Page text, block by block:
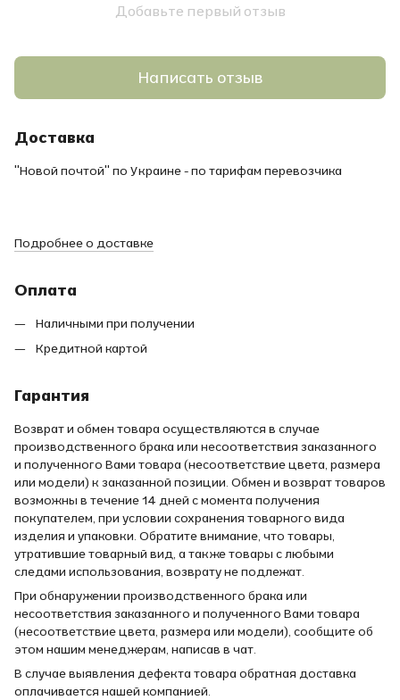
Добавьте первый отзыв
Написать отзыв
Доставка
"Новой почтой" по Украине - по тарифам перевозчика
Подробнее о доставке
Оплата
Наличными при получении
Кредитной картой
Гарантия
Возврат и обмен товара осуществляются в случае
производственного брака или несоответствия заказанного
и полученного Вами товара (несоответствие цвета, размера
или модели) к заказанной позиции. Обмен и возврат товаров
возможны в течение 14 дней с момента получения
покупателем, при условии сохранения товарного вида
изделия и упаковки. Обратите внимание, что товары,
утратившие товарный вид, а также товары с любыми
следами использования, возврату не подлежат.
При обнаружении производственного брака или
несоответствия заказанного и полученного Вами товара
(несоответствие цвета, размера или модели), сообщите об
этом нашим менеджерам, написав в чат.
В случае выявления дефекта товара обратная доставка
оплачивается нашей компанией.